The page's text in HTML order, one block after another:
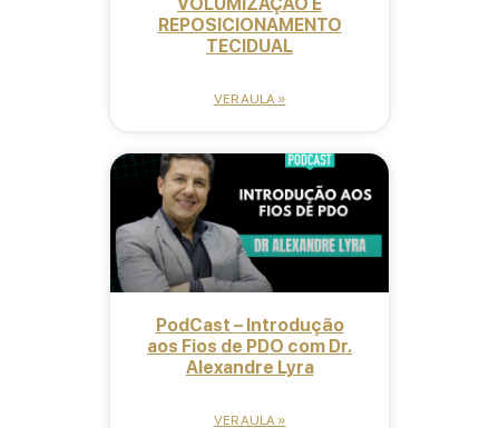
REPOSICIONAMENTO
TECIDUAL
VER AULA »
PodCast – Introdução
aos Fios de PDO com Dr.
Alexandre Lyra
VER AULA »